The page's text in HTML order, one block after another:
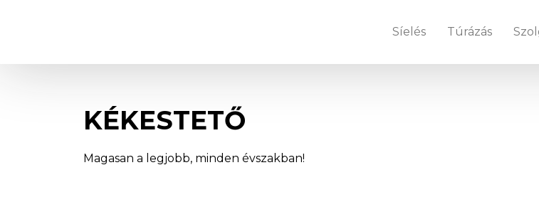
Síelés Túrázás
KÉKESTETŐ
Magasan a legjobb, minden évszakban!